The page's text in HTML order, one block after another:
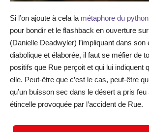
Si l’on ajoute à cela la métaphore du python
pour bondir et le flashback en ouverture
(Danielle Deadwyler) l’impliquant dans son
diabolique et élaborée, il faut se méfier de
positifs que Rue perçoit et qui lui indiquent
elle. Peut-être que c’est le cas, peut-être
qu’un buisson sec dans le désert a pris feu
étincelle provoquée par l’accident de Rue.